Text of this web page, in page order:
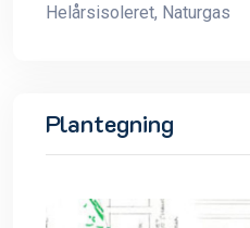
Helårsisoleret, Naturgas
Plantegning